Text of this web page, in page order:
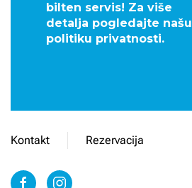
bilten servis! Za više
detalja pogledajte našu
politiku privatnosti.
Kontakt Rezervacija